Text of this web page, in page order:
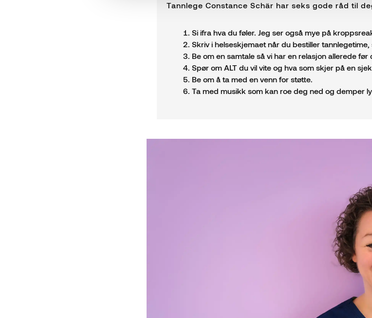
Tannlege Constance Schär har seks gode råd til
Si ifra hva du føler. Jeg ser også mye på
Skriv i helseskjemaet når du bestiller
Be om en samtale så vi har en relasjon allerede
Spør om ALT du vil vite og hva som skjer på en
Be om å ta med en venn for støtte.
Ta med musikk som kan roe deg ned og demper